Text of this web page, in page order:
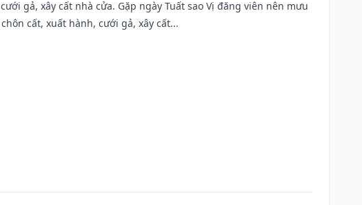
gả, xây cất nhà cửa. Gặp ngày Tuất sao Vị đăng viên nên mưu
cất, xuất hành, cưới gả, xây cất...